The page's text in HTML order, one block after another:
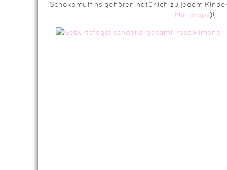
Schokomuffins gehören natürlich zu jedem
Minidrops)!